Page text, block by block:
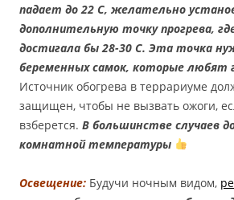
падает до 22 С, желательно
дополнительную точку прогрева,
достигала бы 28-30 С. Эта точка
беременных самок, которые любят
Источник обогрева в террариуме
защищен, чтобы не вызвать ожоги,
взберется. В большинстве случаев
комнатной температуры
Освещение: Будучи ночным видом,